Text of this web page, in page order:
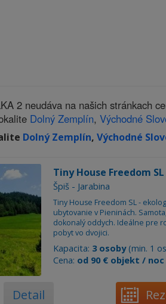
2 neudáva na našich stránkach
Dolný Zemplín, Východné
Dolný Zemplín, Východné
Tiny House Freedom SL
Špiš - Jarabina
Tiny House Freedom SL -
ubytovanie v Pieninách.
dokonalý oddych. Ideálne pre
pobyt vo dvojici.
Kapacita: 3 osoby(min. 1
Cena: od 90 € objekt / noc
Detail